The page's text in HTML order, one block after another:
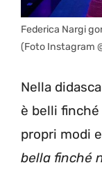
Federica Nargi
(Foto Instagram
Nella
è belli
propri modi
bella finché